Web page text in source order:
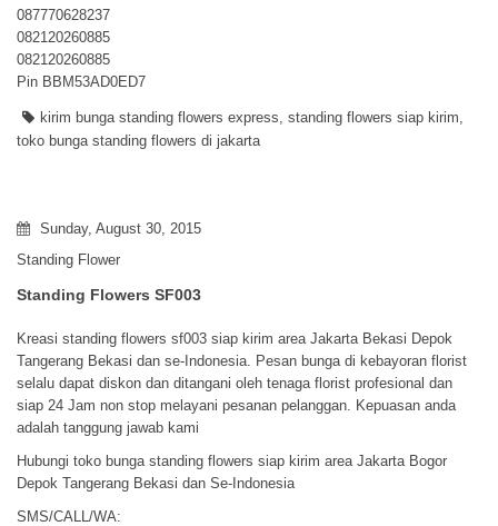
087770628237
082120260885
082120260885
Pin BBM53AD0ED7
kirim bunga standing flowers express standing flowers siap kirim
toko bunga standing flowers di jakarta
Sunday, August 30, 2015
Standing Flower
Standing Flowers SF003
Kreasi standing flowers sf003 siap kirim area Jakarta Bekasi Depok
Tangerang Bekasi dan se-Indonesia. Pesan bunga di kebayoran florist
selalu dapat diskon dan ditangani oleh tenaga florist profesional dan
siap 24 Jam non stop melayani pesanan pelanggan. Kepuasan anda
adalah tanggung jawab kami
Hubungi toko bunga standing flowers siap kirim area Jakarta Bogor
Depok Tangerang Bekasi dan Se-Indonesia
SMS/CALL/WA: